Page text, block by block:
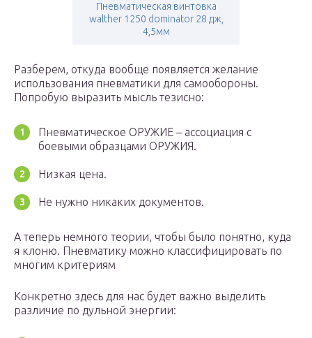
Пневматическая винтовка
walther 1250 dominator 28 дж,
4,5мм
Разберем, откуда вообще появляется желание
использования пневматики для самообороны.
Попробую выразить мысль тезисно:
Пневматическое ОРУЖИЕ – ассоциация с
боевыми образцами ОРУЖИЯ.
Низкая цена.
Не нужно никаких документов.
А теперь немного теории, чтобы было понятно, куда
я клоню. Пневматику можно классифицировать по
многим критериям
Конкретно здесь для нас будет важно выделить
различие по дульной энергии: